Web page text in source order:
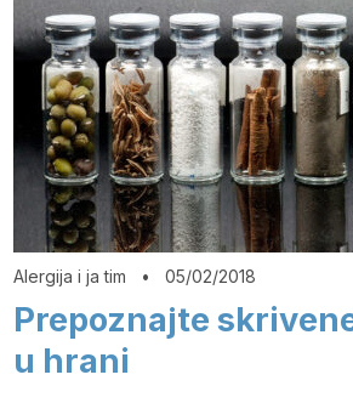
Alergija i ja tim •05/02/2018
Prepoznajte
u hrani